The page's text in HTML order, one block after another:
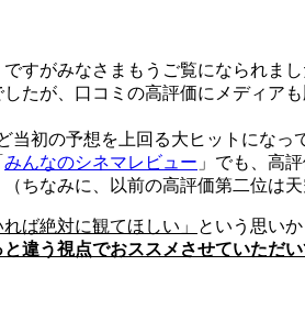
すがみなさまもうご覧になられまし
が、口コミの高評価にメディア
当初の予想を上回る大ヒットになっ
みんなのシネマレビュー 」でも、高
ちなみに、以前の高評価第二位は天
ば絶対に観てほしい」
という思い
違う視点でおススメさせていただ